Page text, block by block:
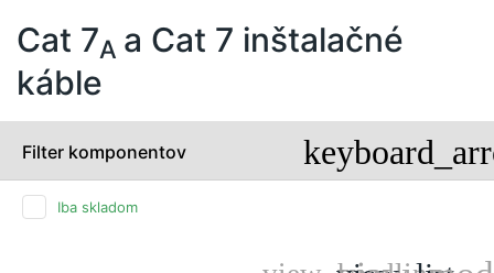
Cat 7A a Cat 7 inštalačné
káble
Filter komponentov
Iba skladom